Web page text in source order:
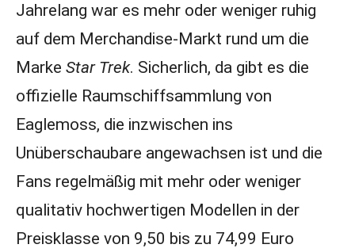
Jahrelang war es mehr oder weniger ruhig
auf dem Merchandise-Markt rund um die
Marke Star Trek. Sicherlich, da gibt es die
offizielle Raumschiffsammlung von
Eaglemoss, die inzwischen ins
Unüberschaubare angewachsen ist und die
Fans regelmäßig mit mehr oder weniger
qualitativ hochwertigen Modellen in der
Preisklasse von 9,50 bis zu 74,99 Euro